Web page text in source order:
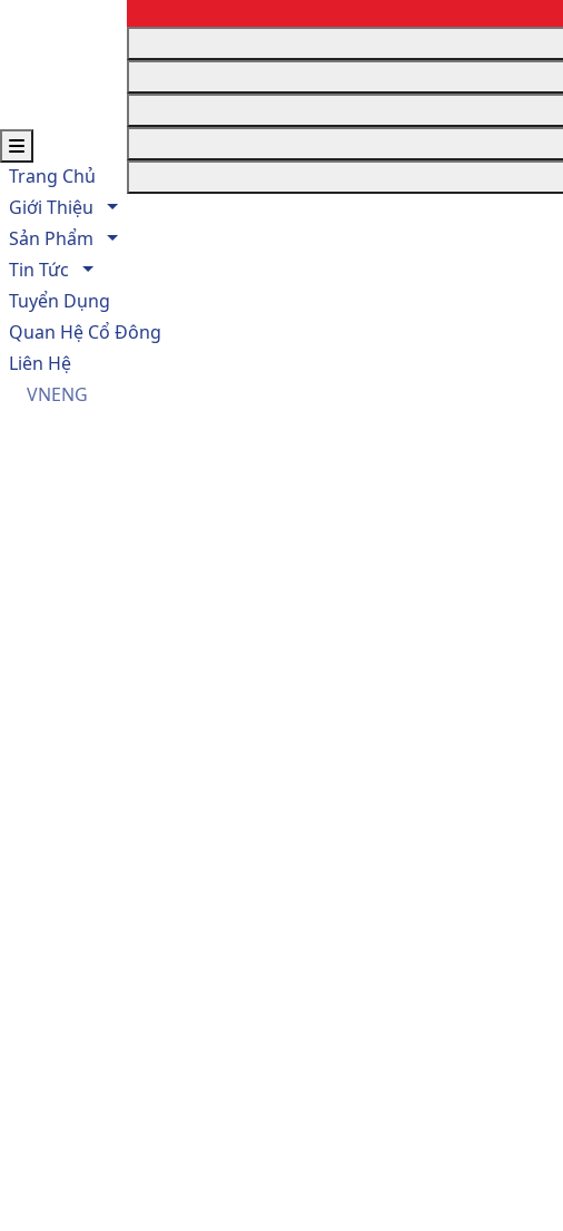
Trang Chủ
Trang Chủ
Giới Thiệu
Sản Phẩm
Tin Tức
Tuyển Dụng
Quan Hệ Cổ Đông
Liên Hệ
VNENG